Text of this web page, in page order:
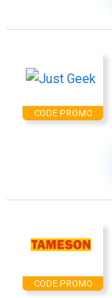
CODE PROMO
CODE PROMO